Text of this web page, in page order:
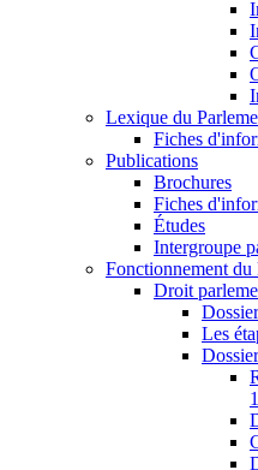
Lexique du
Fiches
Publications
Brochures
Fiches
Études
Intergroupe
Fonctionnement du
Droit
Les